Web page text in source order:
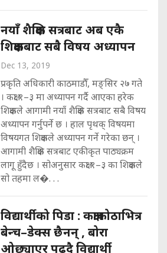
नयाँ शैक्षिक सत्रबाट अब एकै
शिक्षकबाट सबै विषय अध्यापन
Dec 13, 2019
प्रकृति अधिकारी काठमाडौँ, मङ्सिर २७ गते
। कक्षा १–३ मा अध्यापन गर्दै आएका हरेक
शिक्षकले आगामी नयाँ शैक्षिक सत्रबाट सबै विषय
अध्यापन गर्नुपर्ने छ । हाल पृथक् विषयमा
विषयगत शिक्षकले अध्यापन गर्ने गरेका छन् ।
आगामी शैक्षिक सत्रबाट एकीकृत पाठ्यक्रम
लागू हुँदैछ । सोअनुसार कक्षा १–३ का शिक्षकले
सो तहमा ल�. . .
विद्यार्थीको पिडा : कक्षाकोठाभित्र
बेन्च–डेक्स छैनन् , बोरा
ओछ्याएर पढ्दै विद्यार्थी